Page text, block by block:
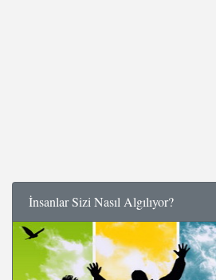
İnsanlar Sizi Nasıl Algılıyor?